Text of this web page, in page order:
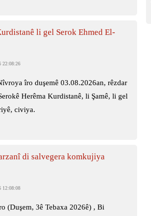
li gel Serok Ehmed El-
22:08:26
îro duşemê 03.08.2026an, rêzdar
Herêma Kurdistanê, li Şamê, li gel
civiya.
di salvegera komkujiya
12:08:08
(Duşem, 3ê Tebaxa 2026ê) , Bi